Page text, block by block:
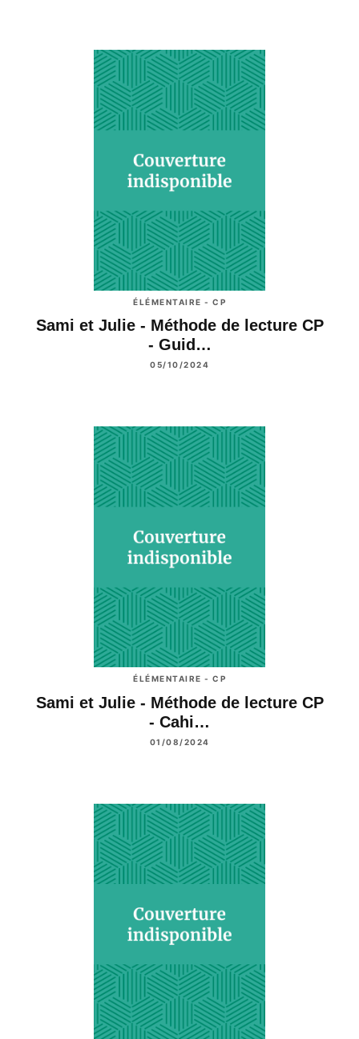
ÉLÉMENTAIRE - CP
Sami et Julie - Méthode de lecture CP
- Guid…
05/10/2024
ÉLÉMENTAIRE - CP
Sami et Julie - Méthode de lecture CP
- Cahi…
01/08/2024